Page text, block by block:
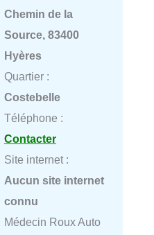
Chemin de la
Source, 83400
Hyères
Quartier :
Costebelle
Téléphone :
Contacter
Site internet :
Aucun site internet
connu
Médecin Roux Auto